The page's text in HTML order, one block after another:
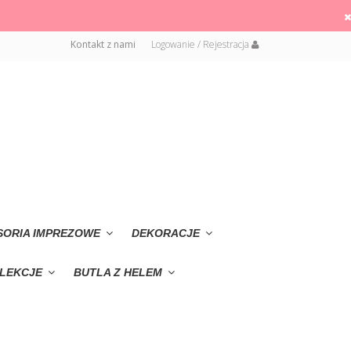
Logowanie / Rejestracja
Kontakt z nami
IMPREZOWE DEKORACJE
BUTLA Z HELEM